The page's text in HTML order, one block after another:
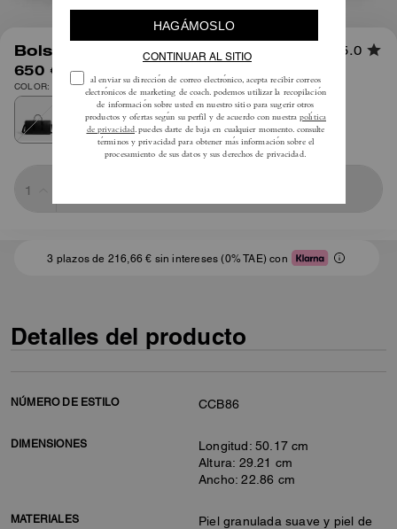
Bolso Compass 50 5.0
650 €
COLOR: Negro
3 plazos de 216,66 € sin intereses (0% TAE) con
Detalles del producto
NÚMERO DE ESTILO CCB86
DIMENSIONES
Longitud: 50.17 cm
Altura: 29.21 cm
Ancho: 22.86 cm
MATERIALES
Piel granulada suave y piel de